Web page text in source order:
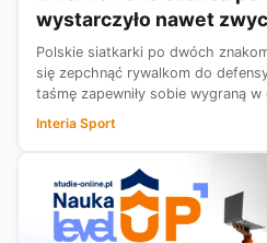
wystarczyło nawet
Polskie siatkarki po dwóch
się zepchnąć rywalkom do
taśmę zapewniły sobie wygraną
3:1 jest cenne w walce o udział w
Narodów, ale p...
Interia Sport